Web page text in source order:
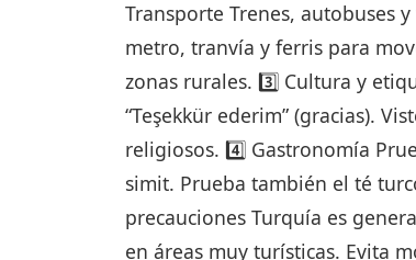
Transporte Trenes, autobuses
metro, tranvía y ferris para
zonas rurales. 3️⃣ Cultura y
“Teşekkür ederim” (gracias).
religiosos. 4️⃣ Gastronomía
simit. Prueba también el té
precauciones Turquía es
en áreas muy turísticas. Evita